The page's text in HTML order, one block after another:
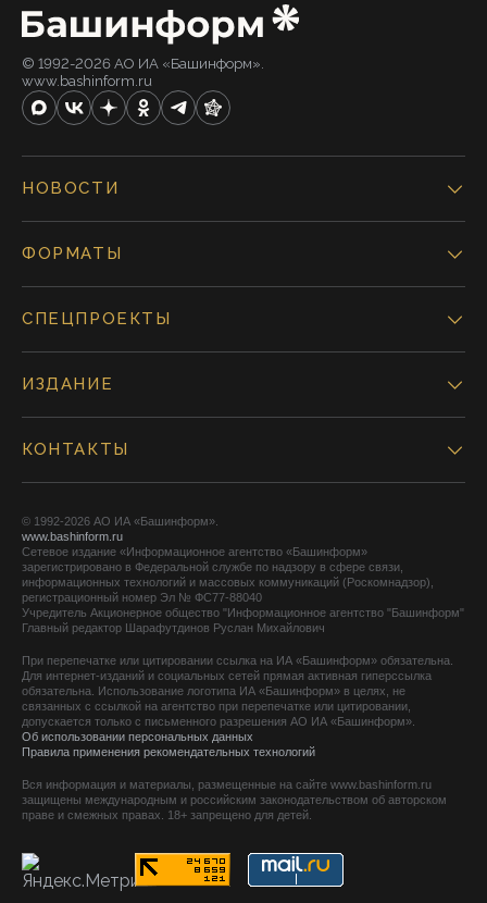
© 1992-2026 АО ИА «Башинформ».
www.bashinform.ru
НОВОСТИ
ФОРМАТЫ
СПЕЦПРОЕКТЫ
ИЗДАНИЕ
КОНТАКТЫ
© 1992-2026 АО ИА «Башинформ».
www.bashinform.ru
Сетевое издание «Информационное агентство «Башинформ»
зарегистрировано в Федеральной службе по надзору в сфере связи,
информационных технологий и массовых коммуникаций (Роскомнадзор),
регистрационный номер Эл № ФС77-88040
Учредитель Акционерное общество "Информационное агентство "Башинформ"
Главный редактор Шарафутдинов Руслан Михайлович
При перепечатке или цитировании ссылка на ИА «Башинформ» обязательна.
Для интернет-изданий и социальных сетей прямая активная гиперссылка
обязательна. Использование логотипа ИА «Башинформ» в целях, не
связанных с ссылкой на агентство при перепечатке или цитировании,
допускается только с письменного разрешения АО ИА «Башинформ».
Об использовании персональных данных
Правила применения рекомендательных технологий
Вся информация и материалы, размещенные на сайте www.bashinform.ru
защищены международным и российским законодательством об авторском
праве и смежных правах. 18+ запрещено для детей.